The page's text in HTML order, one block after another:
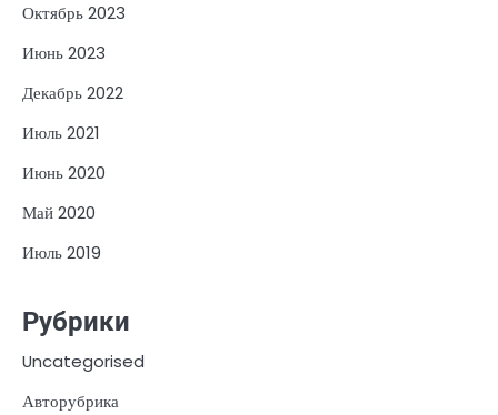
Октябрь 2023
Июнь 2023
Декабрь 2022
Июль 2021
Июнь 2020
Май 2020
Июль 2019
Рубрики
Uncategorised
Авторубрика